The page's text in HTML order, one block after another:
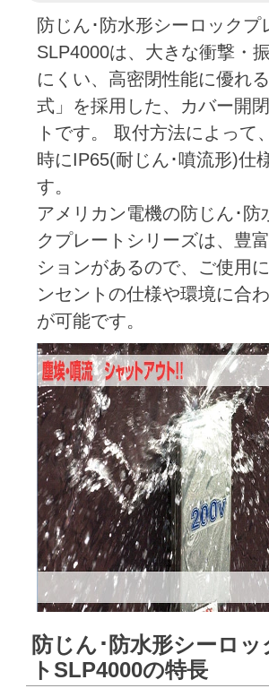
防じん･防水形シーロックプ
SLP4000は、大きな衝撃・
にくい、高密閉性能に優れ
式」を採用した、カバー開
トです。 取付方法によって
時にIP65(耐じん･噴流形)仕
す。
アメリカン電機の防じん･防
クプレートシリーズは、豊
ションがあるので、ご使用
ンセントの仕様や環境に合
が可能です。
防じん･防水形シーロ
トSLP4000の特長